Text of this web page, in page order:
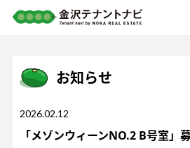
お知らせ
2026.02.12
「メゾンウィーンNO.2 B号室」